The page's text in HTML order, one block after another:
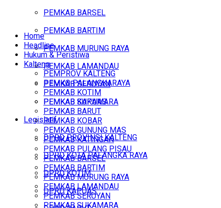
PEMKAB BARSEL
PEMKAB BARTIM
PEMKAB MURUNG RAYA
PEMKAB LAMANDAU
PEMKAB SERUYAN
PEMKAB SUKAMARA
Legislatif
DPRD PROVINSI KALTENG
DPRD KOTA PALANGKA RAYA
DPRD KOTIM
DPRD KAPUAS
Home
Headline
Hukum & Peristiwa
Kalteng
PEMPROV KALTENG
PEMKO PALANGKARAYA
PEMKAB KOTIM
PEMKAB KAPUAS
PEMKAB BARUT
PEMKAB KOBAR
PEMKAB GUNUNG MAS
PEMKAB KATINGAN
PEMKAB PULANG PISAU
PEMKAB BARSEL
PEMKAB BARTIM
PEMKAB MURUNG RAYA
PEMKAB LAMANDAU
PEMKAB SERUYAN
PEMKAB SUKAMARA